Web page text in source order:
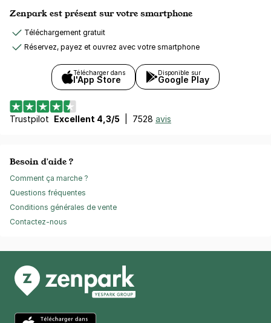
Zenpark est présent sur votre smartphone
Téléchargement gratuit
Réservez, payez et ouvrez avec votre smartphone
Télécharger dans
l'App Store
Disponible sur
Google Play
Trustpilot Excellent 4,3/5 7528 avis
Besoin d'aide ?
Comment ça marche ?
Questions fréquentes
Conditions générales de vente
Contactez-nous